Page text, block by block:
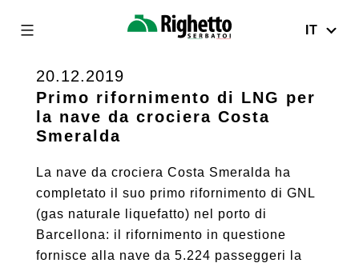
content
Righetto
IT
20.12.2019
Primo rifornimento di LNG per
la nave da crociera Costa
Smeralda
La nave da crociera Costa Smeralda ha
completato il suo primo rifornimento di GNL
(gas naturale liquefatto) nel porto di
Barcellona: il rifornimento in questione
fornisce alla nave da 5.224 passeggeri la